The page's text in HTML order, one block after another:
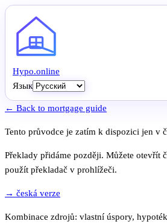
Hypo.online
Язык
← Back to mortgage guide
Tento průvodce je zatím k dispozici jen v
Překlady přidáme později. Můžete otevřít
použít překladač v prohlížeči.
→ česká verze
Kombinace zdrojů: vlastní úspory,